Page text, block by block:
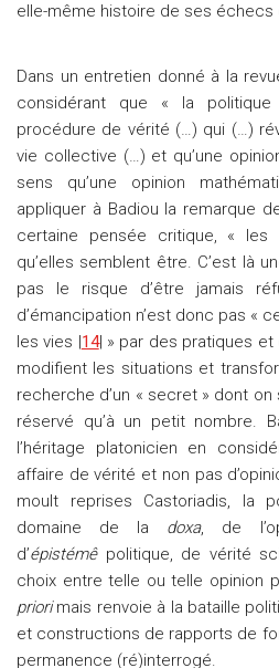
elle-même histoire de ses
Dans un entretien donné à la
considérant que « la politique
procédure de vérité (…) qui (…)
vie collective (…) et qu’une
sens qu’une opinion
appliquer à Badiou la remarque
certaine pensée critique, «
qu’elles semblent être. C’est là
pas le risque d’être jamais
d’émancipation n’est donc pas «
les vies |14| » par des pratiques
modifient les situations et
recherche d’un « secret » dont
réservé qu’à un petit nombre.
l’héritage platonicien en
affaire de vérité et non pas
moult reprises Castoriadis, la
domaine de la doxa, de
d’épistémêpolitique, de vérité
choix entre telle ou telle opinion
priorimais renvoie à la bataille
et constructions de rapports de
permanence (ré)interrogé.